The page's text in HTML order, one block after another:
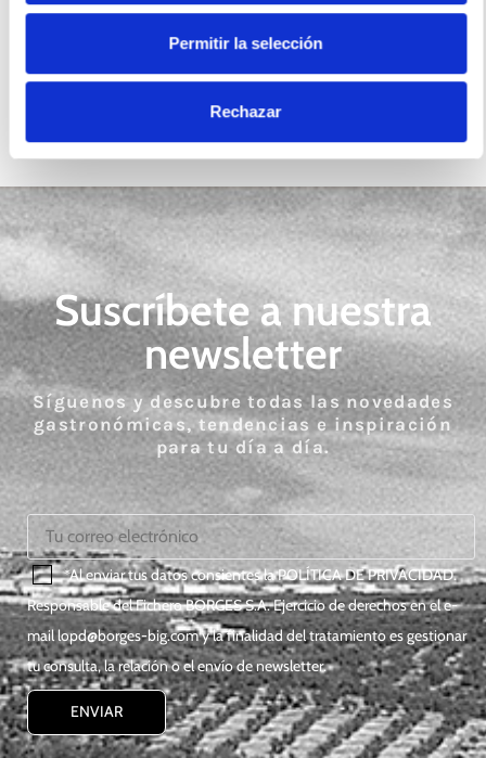
Permitir la selección
Rechazar
Suscríbete a nuestra
newsletter
Síguenos y descubre todas las novedades
gastronómicas, tendencias e inspiración
para tu día a día.
*Al enviar tus datos consientes laPOLÍTICA DE PRIVACIDAD.
Responsable del Fichero BORGES S.A. Ejercicio de derechos en el e-
maillopd@borges-big.comy la finalidad del tratamiento es gestionar
tu consulta, la relación o el envío de newsletter.